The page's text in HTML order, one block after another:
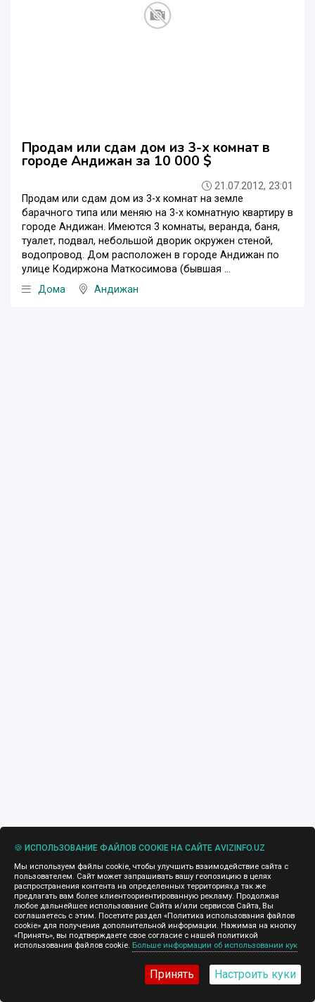
Продам или сдам дом из 3-х комнат в
городе Андижан за 10 000 $
21.07.2012, 23:01
Продам или сдам дом из 3-х комнат на земле
барачного типа или меняю на 3-х комнатную квартиру в
городе Андижан. Имеются 3 комнаты, веранда, баня,
туалет, подвал, небольшой дворик окружен стеной,
водопровод. Дом расположен в городе Андижан по
улице Кодиржона Маткосимова (бывшая ...
Дома
Андижан
🍪 ИСПОЛЬЗОВАНИЕ ФАЙЛОВ COOKIE НА САЙТЕ AVIZINFO.UZ
Мы используем файлы cookie, чтобы улучшить взаимодействие сайта с
пользователем. Сайт может запрашивать вашу геопозицию в целях
распространения контента на определенных территориях,а так же
предлагать вам более клиентоориентированную рекламу. Продолжая
любое дальнейшее использование Сайта и/или сервисов Сайта, Вы
соглашаетесь с этим. Посетите раздел «Политика использования файлов
cookie» для получения дополнительной информации. Нажимая на кнопку
«Принять», вы подтверждаете свое согласие с нашей политикой
использования файлов cookie. Больше информации об использовании кук
Принять Настроить куки